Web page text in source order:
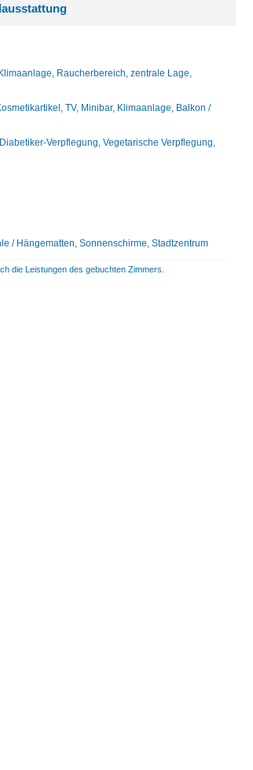
Raucherbereich, zentrale Lage,
TV, Minibar, Klimaanlage, Balkon /
Verpflegung, Vegetarische Verpflegung,
/ Hängematten, Sonnenschirme, Stadtzentrum
die Leistungen des gebuchten Zimmers.